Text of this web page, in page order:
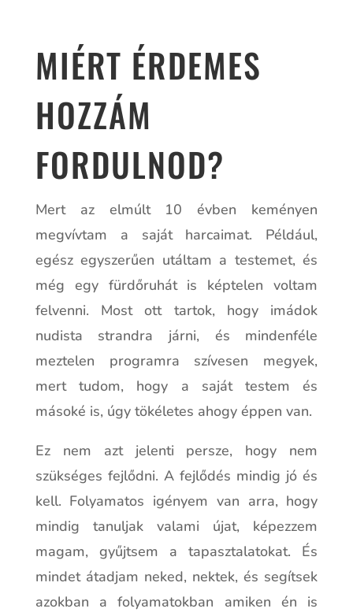
MIÉRT ÉRDEMES
HOZZÁM
FORDULNOD?
Mert az elmúlt 10 évben keményen
megvívtam a saját harcaimat. Például,
egész egyszerűen utáltam a testemet, és
még egy fürdőruhát is képtelen voltam
felvenni. Most ott tartok, hogy imádok
nudista strandra járni, és mindenféle
meztelen programra szívesen megyek,
mert tudom, hogy a saját testem és
másoké is, úgy tökéletes ahogy éppen van.
Ez nem azt jelenti persze, hogy nem
szükséges fejlődni. A fejlődés mindig jó és
kell. Folyamatos igényem van arra, hogy
mindig tanuljak valami újat, képezzem
magam, gyűjtsem a tapasztalatokat. És
mindet átadjam neked, nektek, és segítsek
azokban a folyamatokban amiken én is